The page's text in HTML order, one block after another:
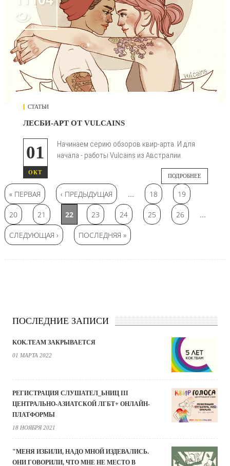

СТАТЬИ
ЛЕСБИ-АРТ ОТ VULCAINS
01
ОКТ
Начинаем серию обзоров квир-арта. И для
начала - работы Vulcains из Австралии.
ПОДРОБНЕЕ
Страницы
« ПЕРВАЯ ‹ ПРЕДЫДУЩАЯ … 18 19
20 21 22 23 24 25 26 …
СЛЕДУЮЩАЯ › ПОСЛЕДНЯЯ »
ПОСЛЕДНИЕ ЗАПИСИ
KOK.TEAM ЗАКРЫВАЕТСЯ
01 МАРТА 2022
РЕГИСТРАЦИЯ СЛУШАТЕЛ_ЬНИЦ III
ЦЕНТРАЛЬНО-АЗИАТСКОЙ ЛГБТ+ ОНЛАЙН-
ПЛАТФОРМЫ
18 НОЯБРЯ 2021
"МЕНЯ ИЗБИЛИ, НАДО МНОЙ ИЗДЕВАЛИСЬ.
ОНИ ГОВОРИЛИ, ЧТО МНЕ НЕ МЕСТО В